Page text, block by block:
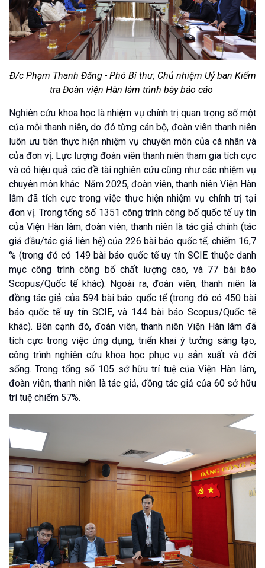
Đ/c Phạm Thanh Đăng - Phó Bí thư, Chủ nhiệm Uỷ ban Kiểm
tra Đoàn viện Hàn lâm trình bày báo cáo
Nghiên cứu khoa học là nhiệm vụ chính trị quan trọng số một
của mỗi thanh niên, do đó từng cán bộ, đoàn viên thanh niên
luôn ưu tiên thực hiện nhiệm vụ chuyên môn của cá nhân và
của đơn vị. Lực lượng đoàn viên thanh niên tham gia tích cực
và có hiệu quả các đề tài nghiên cứu cũng như các nhiệm vụ
chuyên môn khác. Năm 2025, đoàn viên, thanh niên Viện Hàn
lâm đã tích cực trong việc thực hiện nhiệm vụ chính trị tại
đơn vị. Trong tổng số 1351 công trình công bố quốc tế uy tín
của Viện Hàn lâm, đoàn viên, thanh niên là tác giả chính (tác
giả đầu/tác giả liên hệ) của 226 bài báo quốc tế, chiếm 16,7
% (trong đó có 149 bài báo quốc tế uy tín SCIE thuộc danh
mục công trình công bố chất lượng cao, và 77 bài báo
Scopus/Quốc tế khác). Ngoài ra, đoàn viên, thanh niên là
đồng tác giả của 594 bài báo quốc tế (trong đó có 450 bài
báo quốc tế uy tín SCIE, và 144 bài báo Scopus/Quốc tế
khác). Bên cạnh đó, đoàn viên, thanh niên Viện Hàn lâm đã
tích cực trong việc ứng dụng, triển khai ý tưởng sáng tạo,
công trình nghiên cứu khoa học phục vụ sản xuất và đời
sống. Trong tổng số 105 sở hữu trí tuệ của Viện Hàn lâm,
đoàn viên, thanh niên là tác giả, đồng tác giả của 60 sở hữu
trí tuệ chiếm 57%.